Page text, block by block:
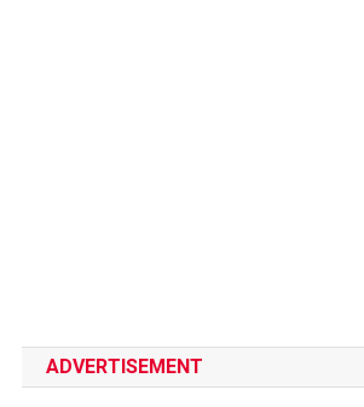
ADVERTISEMENT